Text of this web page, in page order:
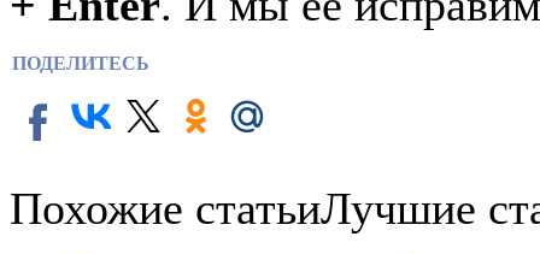
ПОДЕЛИТЕСЬ
Похожие статьиЛучшие